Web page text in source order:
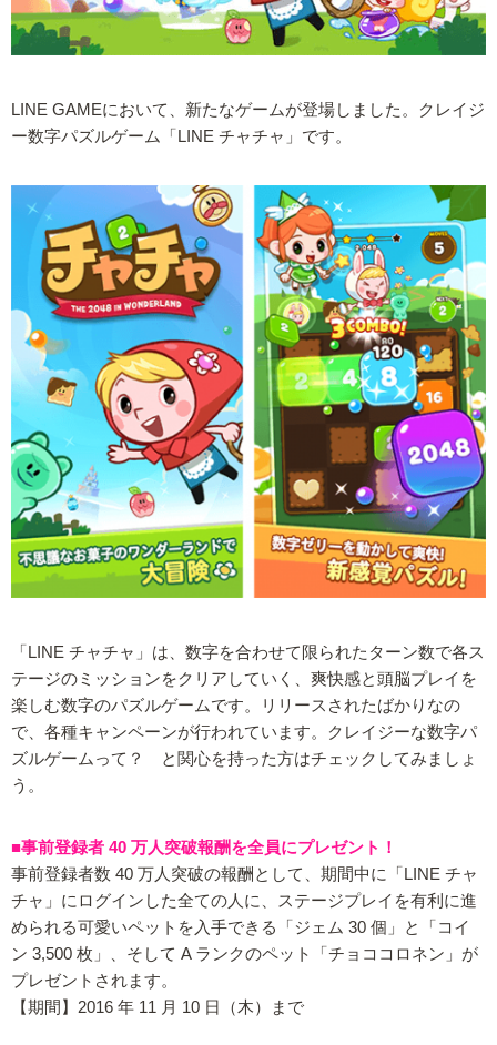
LINE GAMEにおいて、新たなゲームが登場しました。クレイジ
ー数字パズルゲーム「LINE チャチャ」です。
「LINE チャチャ」は、数字を合わせて限られたターン数で各ス
テージのミッションをクリアしていく、爽快感と頭脳プレイを
楽しむ数字のパズルゲームです。リリースされたばかりなの
で、各種キャンペーンが行われています。クレイジーな数字パ
ズルゲームって？ と関心を持った方はチェックしてみましょ
う。
■事前登録者 40 万人突破報酬を全員にプレゼント！
事前登録者数 40 万人突破の報酬として、期間中に「LINE チャ
チャ」にログインした全ての人に、ステージプレイを有利に進
められる可愛いペットを入手できる「ジェム 30 個」と「コイ
ン 3,500 枚」、そして A ランクのペット「チョココロネン」が
プレゼントされます。
【期間】2016 年 11 月 10 日（木）まで